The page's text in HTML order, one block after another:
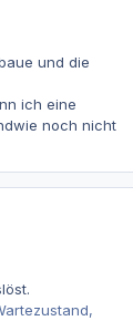
und die
ich eine
noch nicht